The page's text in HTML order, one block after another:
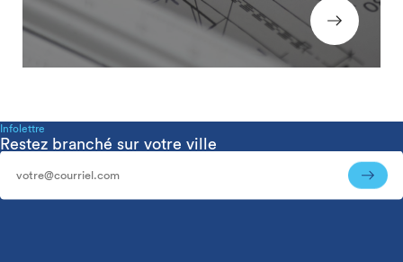
Infolettre
Infolettre
Restez branché sur votre ville